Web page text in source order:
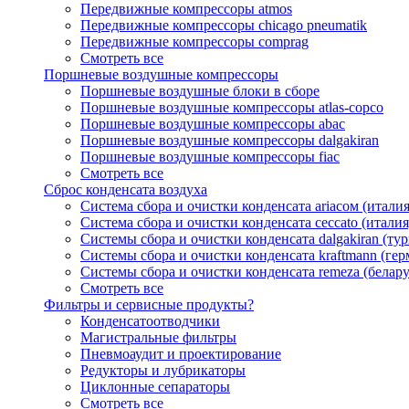
Передвижные компрессоры atmos
Передвижные компрессоры chicago pneumatik
Передвижные компрессоры comprag
Смотреть все
Поршневые воздушные компрессоры
Поршневые воздушные блоки в сборе
Поршневые воздушные компрессоры atlas-copco
Поршневые воздушные компрессоры abac
Поршневые воздушные компрессоры dalgakiran
Поршневые воздушные компрессоры fiac
Смотреть все
Сброс конденсата воздуха
Система сбора и очистки конденсата ariacом
Система сбора и очистки конденсата ceccato
Системы сбора и очистки конденсата dalgakiran
Системы сбора и очистки конденсата kraftmann
Системы сбора и очистки конденсата remeza
Смотреть все
Фильтры и сервисные продукты?
Конденсатоотводчики
Магистральные фильтры
Пневмоаудит и проектирование
Редукторы и лубрикаторы
Циклонные сепараторы
Смотреть все